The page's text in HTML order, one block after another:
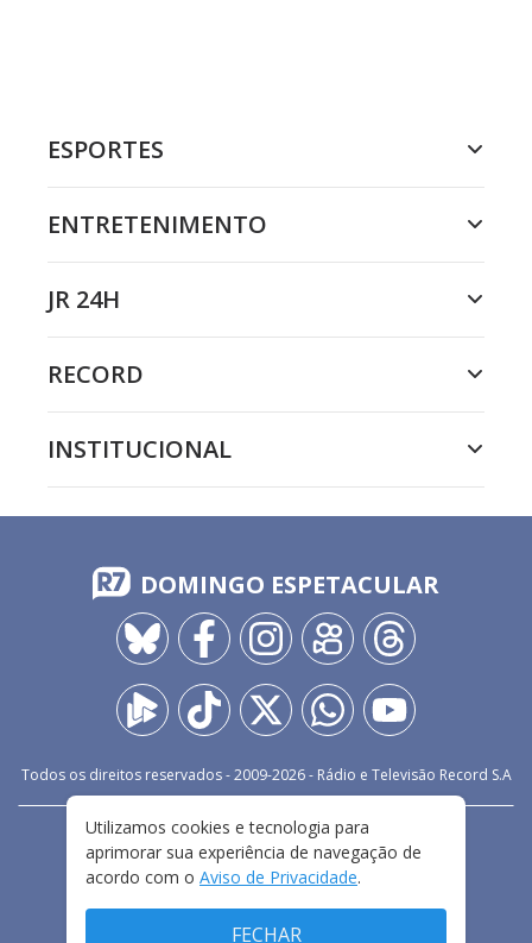
ESPORTES
ENTRETENIMENTO
JR 24H
RECORD
INSTITUCIONAL
DOMINGO ESPETACULAR
Todos os direitos reservados - 2009-2026- Rádio e Televisão Record S.A
FALE CONOSCO
PRIVACIDADE
TERMOS E CONDIÇÕES DE USO
Utilizamos cookies e tecnologia para
aprimorar sua experiência de navegação de
acordo com o Aviso de Privacidade.
FECHAR